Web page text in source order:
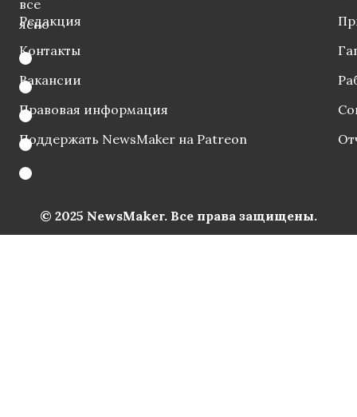
все
ясно
Редакция
Контакты
Вакансии
Правовая информация
Поддержать NewsMaker на Patreon
© 2025 NewsMaker. Все права защищены.